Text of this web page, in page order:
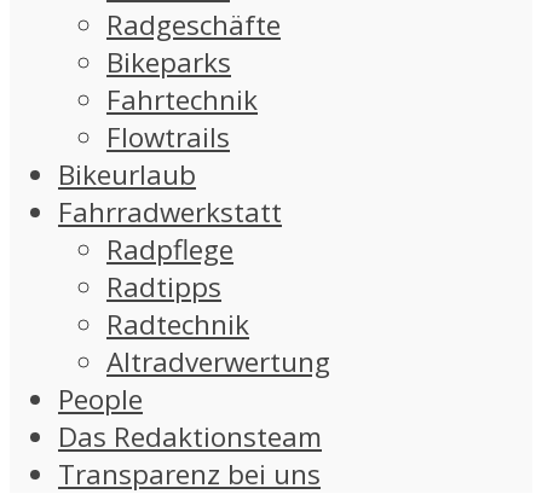
Radgeschäfte
Bikeparks
Fahrtechnik
Flowtrails
Bikeurlaub
Fahrradwerkstatt
Radpflege
Radtipps
Radtechnik
Altradverwertung
People
Das Redaktionsteam
Transparenz bei uns